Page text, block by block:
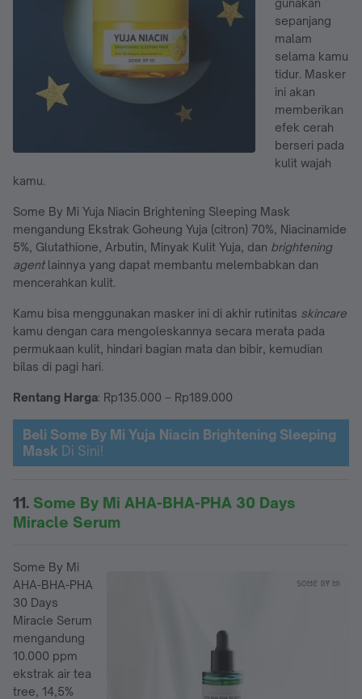
sepanjang
malam
selama kamu
tidur. Masker
ini akan
memberikan
efek cerah
berseri pada
kulit wajah
kamu.
Some By Mi Yuja Niacin Brightening Sleeping Mask
mengandung Ekstrak Goheung Yuja (citron) 70%, Niacinamide
5%, Glutathione, Arbutin, Minyak Kulit Yuja, dan brightening
agent lainnya yang dapat membantu melembabkan dan
mencerahkan kulit.
Kamu bisa menggunakan masker ini di akhir rutinitas skincare
kamu dengan cara mengoleskannya secara merata pada
permukaan kulit, hindari bagian mata dan bibir, kemudian
bilas di pagi hari.
Rentang Harga: Rp135.000 – Rp189.000
Beli Some By Mi Yuja Niacin Brightening Sleeping
Mask Di Sini!
11. Some By Mi AHA-BHA-PHA 30 Days
Miracle Serum
Some By Mi
AHA-BHA-PHA
30 Days
Miracle Serum
mengandung
10.000 ppm
ekstrak air tea
tree, 14,5%